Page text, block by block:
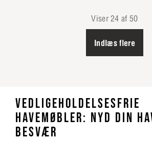
Viser 24 af 50
Indlæs flere
VEDLIGEHOLDELSESFRIE
HAVEMØBLER: NYD DIN
BESVÆR